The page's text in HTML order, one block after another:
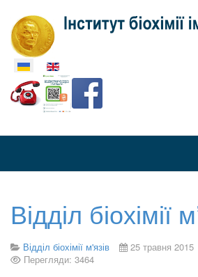
Оберіть свою мову
Відділ біохімії
Відділ біохімії м'язів
25 травня 2015
Перегляди: 3464